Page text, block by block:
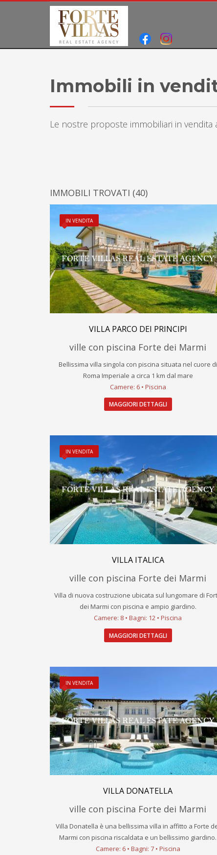
Immobili in
Le nostre proposte immobiliari in vendita
IMMOBILI TROVATI (40)
IN VENDITA
VILLA PARCO DEI PRINCIPI
ville con piscina Forte dei Marmi
Bellissima villa singola con piscina situata nel cuore di
Roma Imperiale a circa 1 km dal mare
Camere: 6 • Piscina
MAGGIORI DETTAGLI
IN VENDITA
VILLA ITALICA
ville con piscina Forte dei Marmi
Villa di nuova costruzione ubicata sul lungomare di
dei Marmi con piscina e ampio giardino.
Camere: 8 • Bagni: 12 • Piscina
MAGGIORI DETTAGLI
IN VENDITA
VILLA DONATELLA
ville con piscina Forte dei Marmi
Villa Donatella è una bellissima villa in affitto a Forte
Marmi con piscina riscaldata e un bellissimo giardino.
Camere: 6 • Bagni: 7 • Piscina